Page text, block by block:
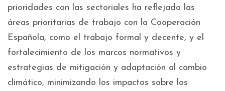
prioridades con las sectoriales ha reflejado las
áreas prioritarias de trabajo con la Cooperación
Española, como el trabajo formal y decente, y el
fortalecimiento de los marcos normativos y
estrategias de mitigación y adaptación al cambio
climático, minimizando los impactos sobre los